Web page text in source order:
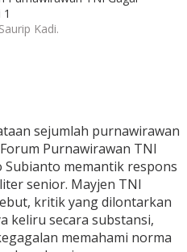
Kadi.
sejumlah purnawirawan
Purnawirawan TNI
memantik respons
senior. Mayjen TNI
kritik yang dilontarkan
keliru secara substansi,
memahami norma